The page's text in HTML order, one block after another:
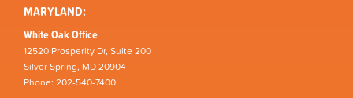
MARYLAND:
White Oak Office
12520 Prosperity Dr, Suite 200
Silver Spring, MD 20904
Phone: 202-540-7400